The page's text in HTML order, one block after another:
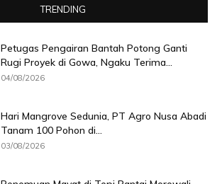
TRENDING
Petugas Pengairan Bantah Potong Ganti
Rugi Proyek di Gowa, Ngaku Terima...
04/08/2026
Hari Mangrove Sedunia, PT Agro Nusa Abadi
Tanam 100 Pohon di...
03/08/2026